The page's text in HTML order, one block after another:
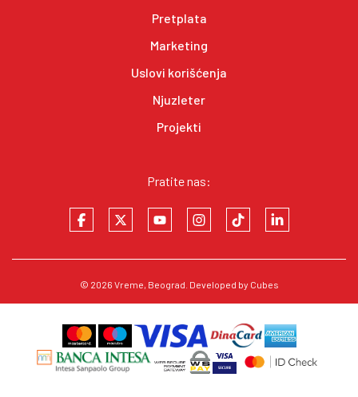
Pretplata
Marketing
Uslovi korišćenja
Njuzleter
Projekti
Pratite nas:
© 2026 Vreme, Beograd. Developed by Cubes